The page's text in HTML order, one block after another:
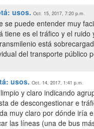
usos. Oct. 15, 2017, 7:20 p.m.
se puede entender muy
tiene es el tráfico y el
está
del transporte público
usos. Oct. 14, 2017, 1:41 p.m.
y claro indicando
de descongestionar e
muy claro por dónde iría
las líneas (una de bus